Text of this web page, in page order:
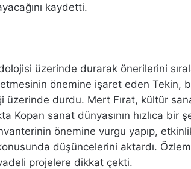
kaydetti.
üzerinde durarak önerilerini
önemine işaret eden Tekin,
üzerinde durdu. Mert Fırat, kültür
Kopan sanat dünyasının hızlıca bir
önemine vurgu yapıp,
düşüncelerini aktardı.
projelere dikkat çekti.